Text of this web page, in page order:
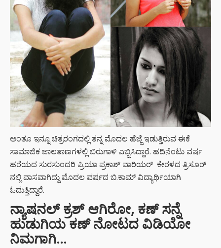
ಅಂತೂ ಇನ್ನೂ ಚಿತ್ರರಂಗದಲ್ಲಿ ತನ್ನ ಮೊದಲ ಹೆಜ್ಜೆ ಇಡುತ್ತಿರುವ ಈಕೆ
ಸಾಮಾಜಿಕ ಜಾಲತಾಣಗಳಲ್ಲಿ ಬಿರುಗಾಳಿ ಎಬ್ಬಿಸಿದ್ದಾರೆ. ಹದಿನೆಂಟು ವರ್ಷ
ಹರೆಯದ ಸುರಸುಂದರಿ ಪ್ರಿಯಾ ಪ್ರಕಾಶ್‌ ವಾರಿಯರ್‌ ಕೇರಳದ ತ್ರಿಸೂರ್
ನಲ್ಲಿ ವಾಸವಾಗಿದ್ದು ಮೊದಲ ವರ್ಷದ ಬಿ.ಕಾಮ್ ವಿದ್ಯಾರ್ಥಿಯಾಗಿ
ಓದುತ್ತಿದ್ದಾರೆ.
ನ್ಯಾಷನಲ್ ಕ್ರಶ್ ಆಗಿರೋ, ಕಣ್ ಸನ್ನೆ
ಹುಡುಗಿಯ ಕಣ್ ನೋಟದ ವಿಡಿಯೋ
ನಿಮಗಾಗಿ…